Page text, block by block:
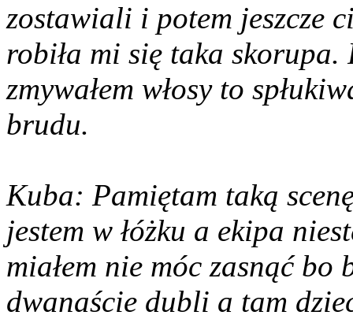
zostawiali i potem jeszcze
robiła mi się taka
zmywałem włosy to
brudu.
Kuba: Pamiętam taką
jestem w łóżku a ekipa
miałem nie móc zasnąć
dwanaście dubli a tam